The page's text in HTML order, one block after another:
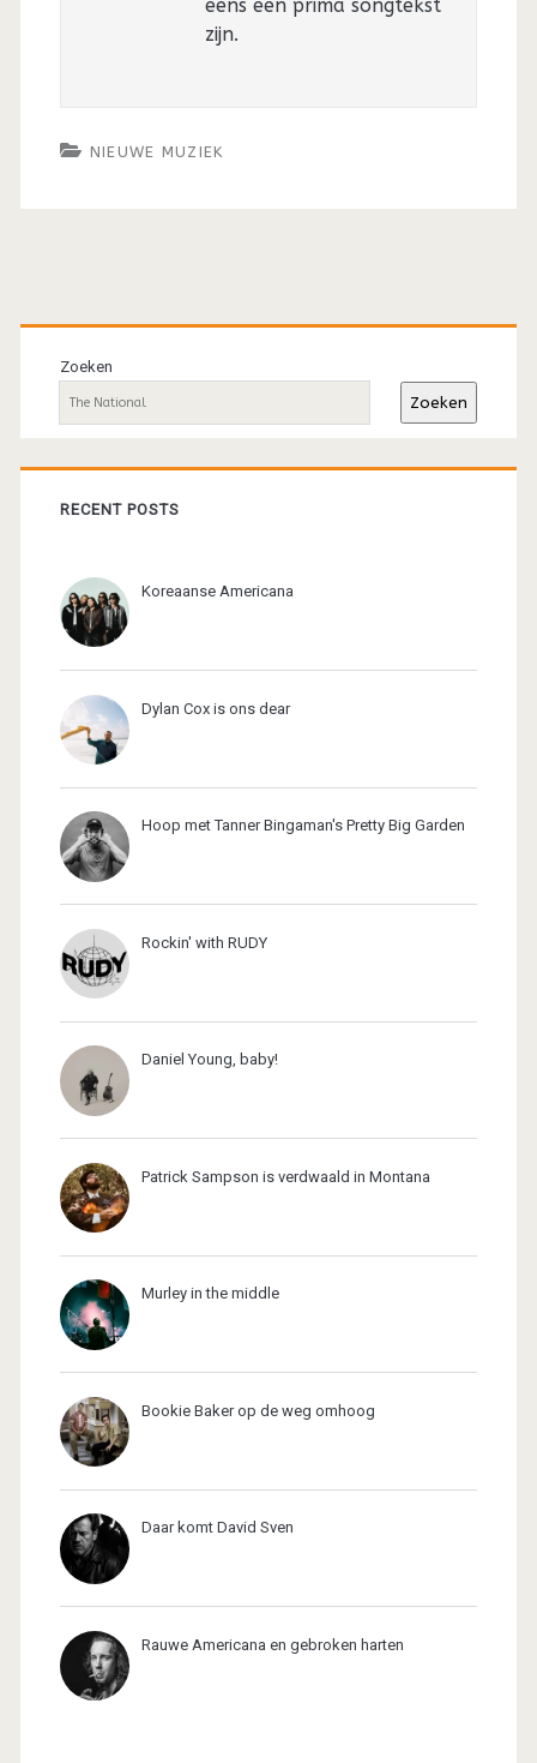
eens een prima songtekst
zijn.
NIEUWE MUZIEK
Primaire
sidebar
Zoeken
Zoeken
RECENT POSTS
Koreaanse Americana
Dylan Cox is ons dear
Hoop met Tanner Bingaman's Pretty Big Garden
Rockin' with RUDY
Daniel Young, baby!
Patrick Sampson is verdwaald in Montana
Murley in the middle
Bookie Baker op de weg omhoog
Daar komt David Sven
Rauwe Americana en gebroken harten